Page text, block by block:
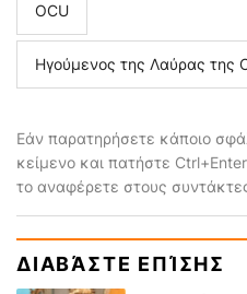
ΟCU
Ηγούμενος της Λαύρας της
Εάν παρατηρήσετε κάποιο
κείμενο και πατήστε
το αναφέρετε στους
ΔΙΑΒΆΣΤΕ ΕΠΊΣΗΣ